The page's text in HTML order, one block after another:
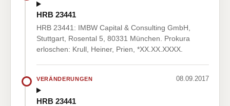
HRB 23441
HRB 23441: IMBW Capital & Consulting GmbH,
Stuttgart, Rosental 5, 80331 München. Prokura
erloschen: Krull, Heiner, Prien, *XX.XX.XXXX.
VERÄNDERUNGEN 08.09.2017
HRB 23441